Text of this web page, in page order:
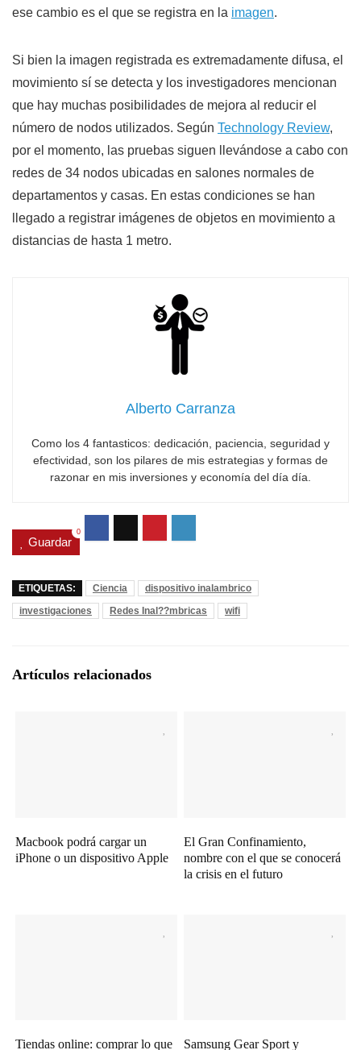
ese cambio es el que se registra en la imagen.
Si bien la imagen registrada es extremadamente difusa, el
movimiento sí se detecta y los investigadores mencionan
que hay muchas posibilidades de mejora al reducir el
número de nodos utilizados. Según Technology Review,
por el momento, las pruebas siguen llevándose a cabo con
redes de 34 nodos ubicadas en salones normales de
departamentos y casas. En estas condiciones se han
llegado a registrar imágenes de objetos en movimiento a
distancias de hasta 1 metro.
Alberto Carranza
Como los 4 fantasticos: dedicación, paciencia, seguridad y
efectividad, son los pilares de mis estrategias y formas de
razonar en mis inversiones y economía del día día.
Guardar
0
ETIQUETAS: Ciencia
dispositivo inalambrico
investigaciones
Redes Inal??mbricas wifi
Artículos relacionados
Macbook podrá cargar un
iPhone o un dispositivo Apple
El Gran Confinamiento,
nombre con el que se conocerá
la crisis en el futuro
Tiendas online: comprar lo que Samsung Gear Sport y